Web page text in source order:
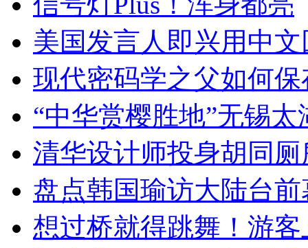
美国发言人即兴用中
现代密码学之父如何
“中华赏樱胜地”无锡
清华设计师投身胡同
盘点韩国瑜访大陆台
想过桥就得跳舞！游客